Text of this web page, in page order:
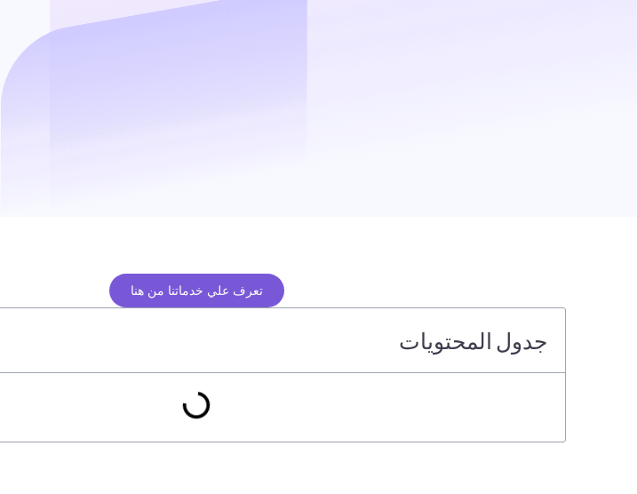
تعرف علي خدماتنا من هنا
جدول المحتويات